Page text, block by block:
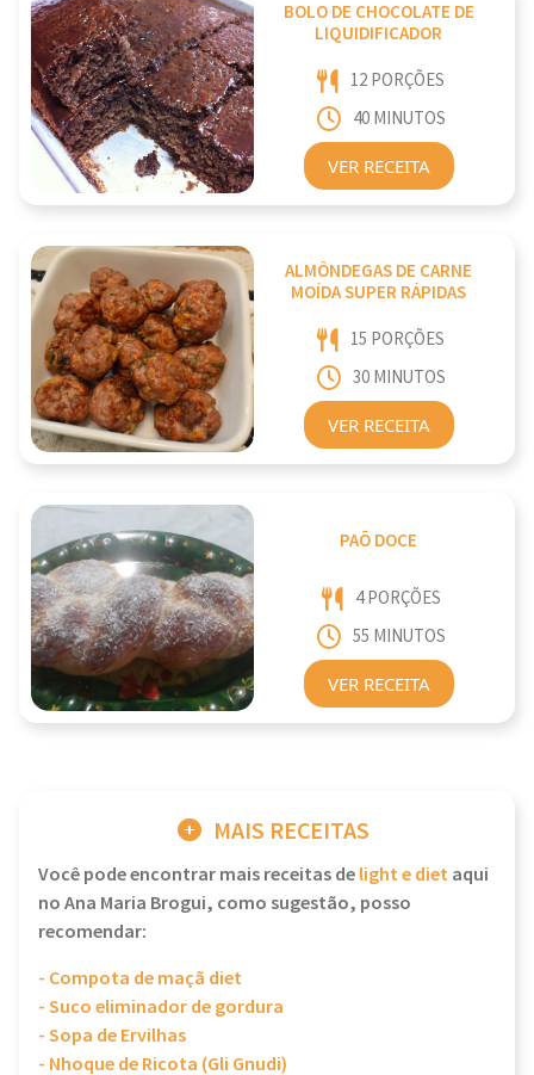
BOLO DE CHOCOLATE DE
LIQUIDIFICADOR
12 PORÇÕES
40 MINUTOS
VER RECEITA
ALMÔNDEGAS DE CARNE
MOÍDA SUPER RÁPIDAS
15 PORÇÕES
30 MINUTOS
VER RECEITA
PAÕ DOCE
4 PORÇÕES
55 MINUTOS
VER RECEITA
MAIS RECEITAS
Você pode encontrar mais receitas delight e dietaqui
no Ana Maria Brogui, como sugestão, posso
recomendar:
- Compota de maçã diet
- Suco eliminador de gordura
- Sopa de Ervilhas
- Nhoque de Ricota (Gli Gnudi)